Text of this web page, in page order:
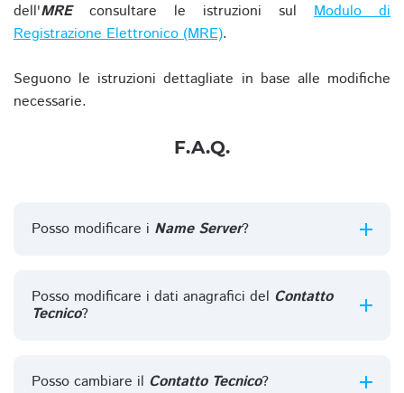
dell'MREconsultare le istruzioni sul Modulo di
Registrazione Elettronico (MRE).
Seguono le istruzioni dettagliate in base alle modifiche
necessarie.
F.A.Q.
Posso modificare i Name Server?
Posso modificare i dati anagrafici del Contatto
Tecnico?
Posso cambiare il Contatto Tecnico?